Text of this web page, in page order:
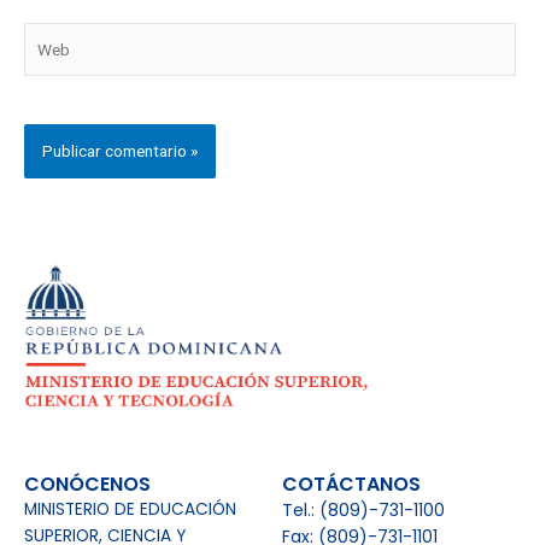
CONÓCENOS
MINISTERIO DE EDUCACIÓN
SUPERIOR, CIENCIA Y
COTÁCTANOS
Tel.: (809)-731-1100
Fax: (809)-731-1101